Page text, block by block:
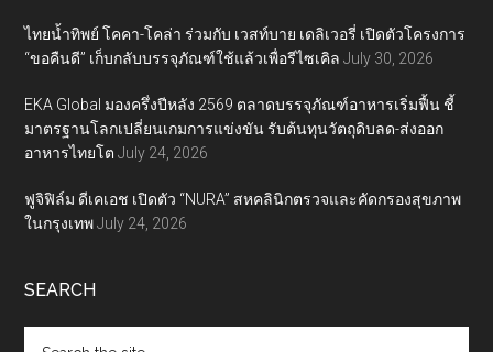
ไทยน้ำทิพย์ โคคา-โคล่า ร่วมกับ เวสท์บาย เดลิเวอรี่ เปิดตัวโครงการ
“ขอคืนดี” เก็บกลับบรรจุภัณฑ์ใช้แล้วเพื่อรีไซเคิล July 30, 2026
EKA Global มองครึ่งปีหลัง 2569 ตลาดบรรจุภัณฑ์อาหารเริ่มฟื้น ชี้
มาตรฐานโลกเปลี่ยนเกมการแข่งขัน รับต้นทุนวัตถุดิบลด-ส่งออก
อาหารไทยโต July 24, 2026
ฟูจิฟิล์ม ดีเคเอช เปิดตัว “NURA” สหคลินิกตรวจและคัดกรองสุขภาพ
ในกรุงเทพ July 24, 2026
SEARCH